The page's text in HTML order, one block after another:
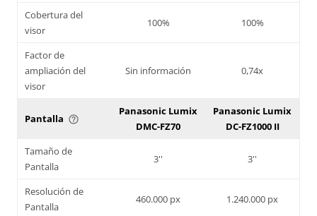
Cobertura del
visor
100% 100%
Factor de
ampliación del
visor
Sin información 0,74x
Pantalla help_outline
Panasonic Lumix
DMC-FZ70
Panasonic Lumix
DC-FZ1000 II
Tamaño de
Pantalla
3'' 3''
Resolución de
Pantalla
460.000 px 1.240.000 px